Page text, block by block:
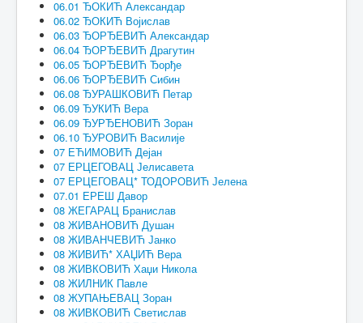
06.01 ЂОКИЋ Александар
06.02 ЂОКИЋ Војислав
06.03 ЂОРЂЕВИЋ Александар
06.04 ЂОРЂЕВИЋ Драгутин
06.05 ЂОРЂЕВИЋ Ђорђе
06.06 ЂОРЂЕВИЋ Сибин
06.08 ЂУРАШКОВИЋ Петар
06.09 ЂУКИЋ Вера
06.09 ЂУРЂЕНОВИЋ Зоран
06.10 ЂУРОВИЋ Василије
07 ЕЋИМОВИЋ Дејан
07 ЕРЦЕГОВАЦ Јелисавета
07 ЕРЦЕГОВАЦ* ТОДОРОВИЋ Јелена
07.01 ЕРЕШ Давор
08 ЖЕГАРАЦ Бранислав
08 ЖИВАНОВИЋ Душан
08 ЖИВАНЧЕВИЋ Јанко
08 ЖИВИЋ* ХАЏИЋ Вера
08 ЖИВКОВИЋ Хаџи Никола
08 ЖИЛНИК Павле
08 ЖУПАЊЕВАЦ Зоран
08 ЖИВКОВИЋ Светислав